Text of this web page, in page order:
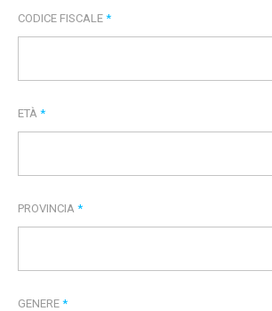
CODICE FISCALE *
ETÀ *
PROVINCIA *
GENERE *